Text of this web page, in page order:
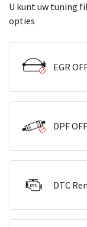
U kunt uw tuning
opties
EGR
DPF OFF
DTC